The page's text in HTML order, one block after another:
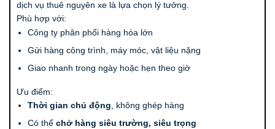
dịch vụ thuê nguyên xe là lựa chọn lý tưởng.
Phù hợp với:
Công ty phân phối hàng hóa lớn
Gửi hàng công trình, máy móc, vật liệu nặng
Giao nhanh trong ngày hoặc hẹn theo giờ
Ưu điểm:
Thời gian chủ động, không ghép hàng
Có thể chở hàng siêu trường, siêu trọng